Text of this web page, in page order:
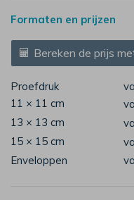
Formaten en prijzen
Bereken de prijs
Proefdruk
11 × 11 cm
13 × 13 cm
15 × 15 cm
Enveloppen